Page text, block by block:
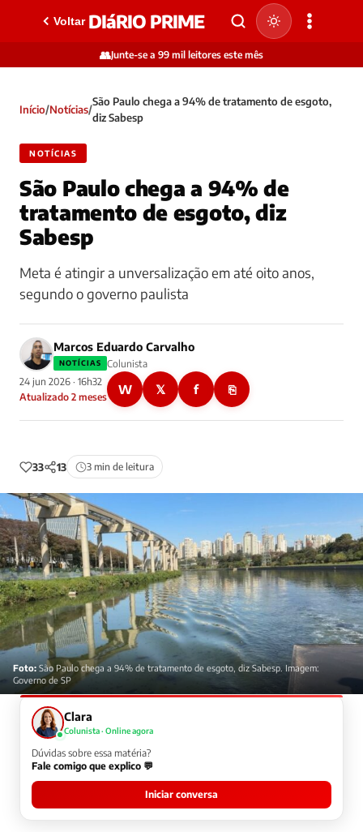
Voltar DIáRIO PRIME
👥Junte-se a 99 mil leitores este mês
Início/Notícias/
São Paulo chega a 94% de tratamento de esgoto,
diz Sabesp
NOTÍCIAS
São Paulo chega a 94% de
tratamento de esgoto, diz
Sabesp
Meta é atingir a unversalização em até oito anos,
segundo o governo paulista
Marcos Eduardo Carvalho
NOTÍCIAS
Colunista
24 jun 2026 · 16h32
Atualizado 2 meses
W 𝕏 f ⎘
33 13 3 min de leitura
Foto: São Paulo chega a 94% de tratamento de esgoto, diz Sabesp. Imagem:
Governo de SP
Clara
Colunista · Online agora
Dúvidas sobre essa matéria?
Fale comigo que explico 💬
Iniciar conversa